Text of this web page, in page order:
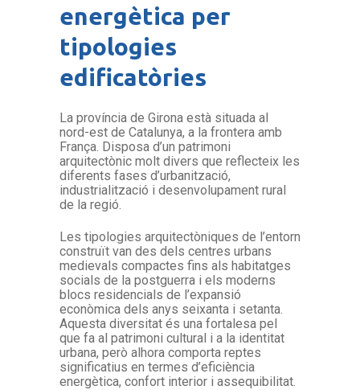
energètica per
tipologies
edificatòries
La província de Girona està situada al
nord-est de Catalunya, a la frontera amb
França. Disposa d’un patrimoni
arquitectònic molt divers que reflecteix les
diferents fases d’urbanització,
industrialització i desenvolupament rural
de la regió.
Les tipologies arquitectòniques de l’entorn
construït van des dels centres urbans
medievals compactes fins als habitatges
socials de la postguerra i els moderns
blocs residencials de l’expansió
econòmica dels anys seixanta i setanta.
Aquesta diversitat és una fortalesa pel
que fa al patrimoni cultural i a la identitat
urbana, però alhora comporta reptes
significatius en termes d’eficiència
energètica, confort interior i assequibilitat.